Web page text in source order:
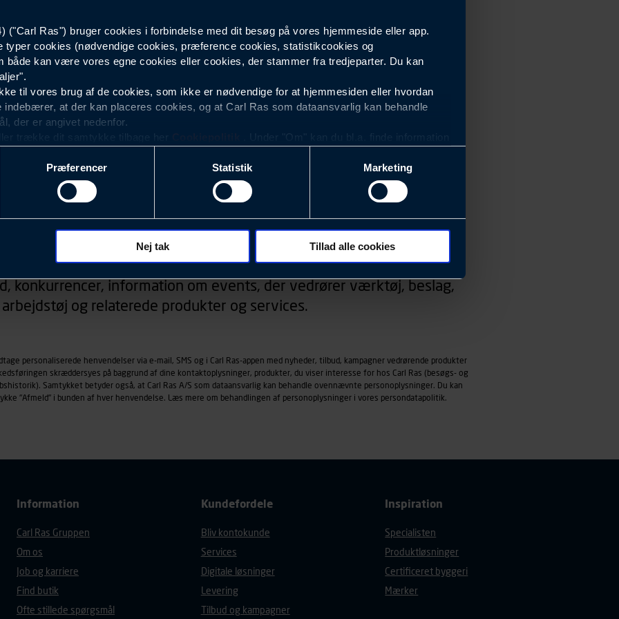
("Carl Ras") bruger cookies i forbindelse med dit besøg på vores hjemmeside eller app.
typer cookies (nødvendige cookies, præference cookies, statistikcookies og
både kan være vores egne cookies eller cookies, der stammer fra tredjeparter. Du kan
til vores brug af de cookies, som ikke er nødvendige for at hjemmesiden eller hvordan
indebærer, at der kan placeres cookies, og at Carl Ras som dataansvarlig kan behandle
der er angivet nedenfor.
trække dit samtykke tilbage her
. Under "Om" kan du bl.a. finde information
med det formål at optimere design, brugervenlighed og effektiviteten af vores
analyser af, hvilke oplysninger der er mest populære, og som derfor skal være nemme at
hvad der klikkes på, sider/indhold der besøges, browsertype, søgeord, IP-adresse,
(computer, smartphone mv.) samt de features, der anvendes.
sig på. Til dette formål behandles der personoplysninger om dit foretrukne sprog, og den
af vores platforme (hjemmeside og app), herunder færden på siderne, tidspunkt, hvad der
browsertype, søgeord, IP-adresse, informationer om enhedstype (computer,
der anvendes.
Præferencer Statistik Marketing
Nej tak Tillad alle cookies
Lysegrå
Nyhedsbrev
konkurrencer, information om events, der vedrører værktøj, beslag,
arbejdstøj og relaterede produkter og services.
personaliserede henvendelser via e-mail, SMS og i Carl Ras-appen med nyheder, tilbud, kampagner vedrørende produkter
skræddersyes på baggrund af dine kontaktoplysninger, produkter, du viser interesse for hos Carl Ras (besøgs- og
Samtykket betyder også, at Carl Ras A/S som dataansvarlig kan behandle ovennævnte personoplysninger. Du kan
"Afmeld" i bunden af hver henvendelse. Læs mere om behandlingen af personoplysninger i vores persondatapolitik.
Information
Carl Ras Gruppen
Om os
Job og karriere
Find butik
Ofte stillede spørgsmål
Kundefordele
Bliv kontokunde
Services
Digitale løsninger
Levering
Tilbud og kampagner
Inspiration
Specialisten
Produktløsninger
Certificeret byggeri
Mærker